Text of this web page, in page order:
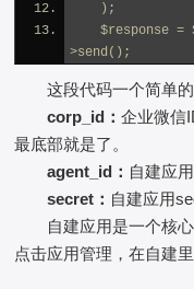
);
$response =
>send();
这段代码一个简单
corp_id：企业微信
最底部就是了。
agent_id： 自建应
secret： 自建应用
自建应用是一个核
点击应用管理，在自建